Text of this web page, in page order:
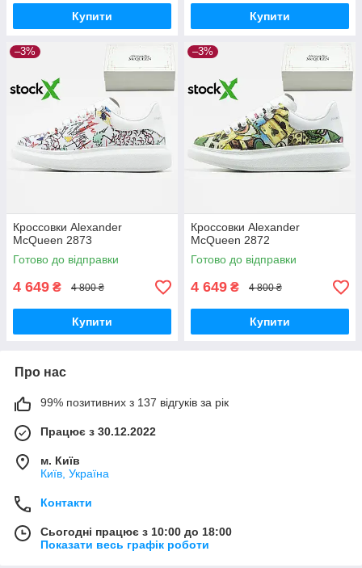
Купити Купити
–3%
Кроссовки Alexander
McQueen 2873
Готово до відправки
4 649 ₴ 4 800 ₴
Купити
–3%
Кроссовки Alexander
McQueen 2872
Готово до відправки
4 649 ₴ 4 800 ₴
Купити
Про нас
99% позитивних з 137 відгуків за рік
Працює з 30.12.2022
м. Київ
Київ, Україна
Контакти
Сьогодні працює з 10:00 до 18:00
Показати весь графік роботи